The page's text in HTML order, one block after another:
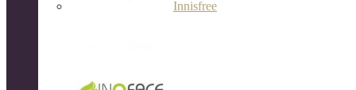
Innisfree